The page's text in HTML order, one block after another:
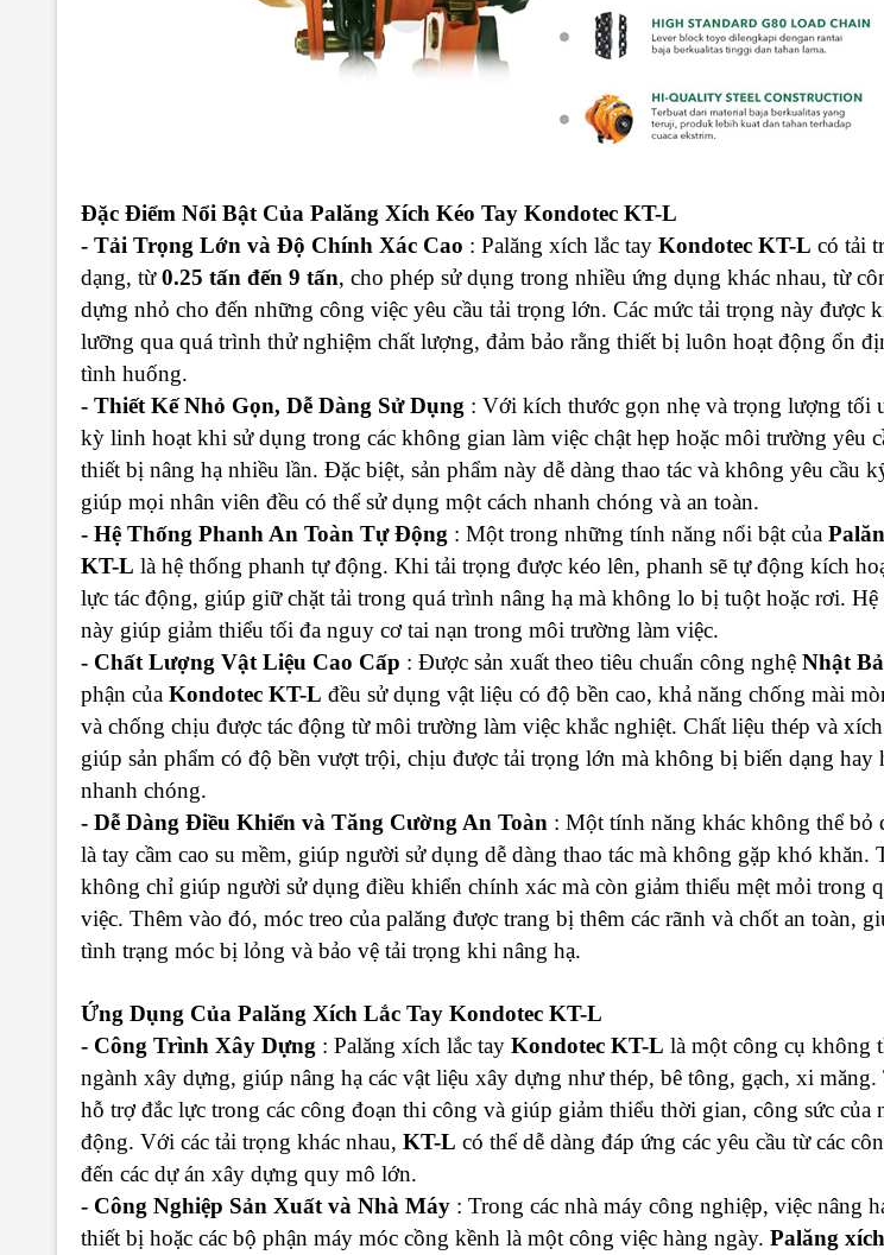
Đặc Điểm Nổi Bật Của Palăng Xích Kéo Tay Kondotec KT-L
- Tải Trọng Lớn và Độ Chính Xác Cao : Palăng xích lắc tay Kondotec KT-L có tải
dạng, từ0.25 tấn đến 9 tấn, cho phép sử dụng trong nhiều ứng dụng khác nhau, từ
dựng nhỏ cho đến những công việc yêu cầu tải trọng lớn. Các mức tải trọng này được
lưỡng qua quá trình thử nghiệm chất lượng, đảm bảo rằng thiết bị luôn hoạt động ổn
tình huống.
- Thiết Kế Nhỏ Gọn, Dễ Dàng Sử Dụng : Với kích thước gọn nhẹ và trọng lượng tối
kỳ linh hoạt khi sử dụng trong các không gian làm việc chật hẹp hoặc môi trường yêu
thiết bị nâng hạ nhiều lần. Đặc biệt, sản phẩm này dễ dàng thao tác và không yêu cầu
giúp mọi nhân viên đều có thể sử dụng một cách nhanh chóng và an toàn.
- Hệ Thống Phanh An Toàn Tự Động : Một trong những tính năng nổi bật của
KT-L là hệ thống phanh tự động. Khi tải trọng được kéo lên, phanh sẽ tự động kích
lực tác động, giúp giữ chặt tải trong quá trình nâng hạ mà không lo bị tuột hoặc rơi. Hệ
này giúp giảm thiểu tối đa nguy cơ tai nạn trong môi trường làm việc.
- Chất Lượng Vật Liệu Cao Cấp : Được sản xuất theo tiêu chuẩn công nghệ Nhật
phận của Kondotec KT-L đều sử dụng vật liệu có độ bền cao, khả năng chống mài
và chống chịu được tác động từ môi trường làm việc khắc nghiệt. Chất liệu thép và
giúp sản phẩm có độ bền vượt trội, chịu được tải trọng lớn mà không bị biến dạng hay
nhanh chóng.
- Dễ Dàng Điều Khiển và Tăng Cường An Toàn : Một tính năng khác không thể bỏ
là tay cầm cao su mềm, giúp người sử dụng dễ dàng thao tác mà không gặp khó khăn.
không chỉ giúp người sử dụng điều khiển chính xác mà còn giảm thiểu mệt mỏi trong
việc. Thêm vào đó, móc treo của palăng được trang bị thêm các rãnh và chốt an toàn,
tình trạng móc bị lỏng và bảo vệ tải trọng khi nâng hạ.
Ứng Dụng Của Palăng Xích Lắc Tay Kondotec KT-L
- Công Trình Xây Dựng : Palăng xích lắc tay Kondotec KT-L là một công cụ không
ngành xây dựng, giúp nâng hạ các vật liệu xây dựng như thép, bê tông, gạch, xi
hỗ trợ đắc lực trong các công đoạn thi công và giúp giảm thiểu thời gian, công sức của
động. Với các tải trọng khác nhau, KT-L có thể dễ dàng đáp ứng các yêu cầu từ các
đến các dự án xây dựng quy mô lớn.
- Công Nghiệp Sản Xuất và Nhà Máy : Trong các nhà máy công nghiệp, việc nâng
thiết bị hoặc các bộ phận máy móc cồng kềnh là một công việc hàng ngày. Palăng